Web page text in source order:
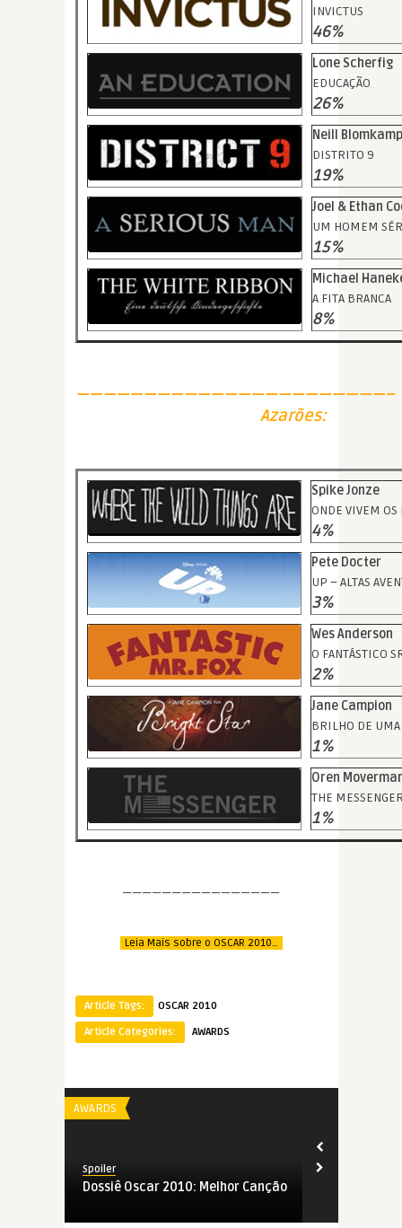
INVICTUS
46%
Lone Scherfig
EDUCAÇÃO
26%
Neill Blomkamp
DISTRITO 9
19%
Joel & Ethan
UM HOMEM
15%
Michael
A FITA BRANCA
8%
———————————————————————–
Azarões:
Spike Jonze
ONDE VIVEM OS
4%
Pete Docter
UP – ALTAS
3%
Wes Anderson
O FANTÁSTICO
2%
Jane Campion
BRILHO DE
1%
Oren
THE
1%
————————————————
Leia Mais sobre o OSCAR 2010…
Article Tags:
OSCAR 2010
Article Categories:
AWARDS
AWARDS
Spoiler
Dossiê Oscar 2010: Melhor Trilha